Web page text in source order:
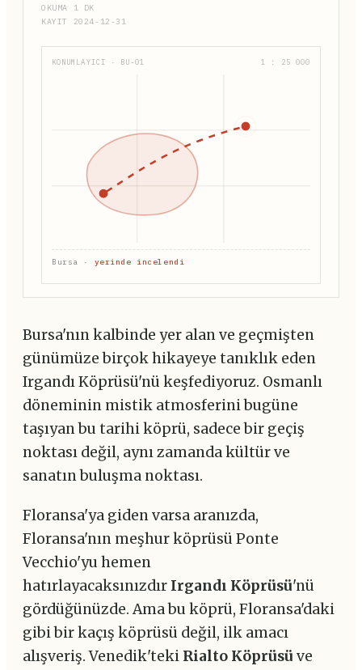
OKUMA 1 DK
KAYIT 2024-12-31
KONUMLAYICI · BU-01 1 : 25 000
Bursa · yerinde incelendi
Bursa'nın kalbinde yer alan ve geçmişten
günümüze birçok hikayeye tanıklık eden
Irgandı Köprüsü'nü keşfediyoruz. Osmanlı
döneminin mistik atmosferini bugüne
taşıyan bu tarihi köprü, sadece bir geçiş
noktası değil, aynı zamanda kültür ve
sanatın buluşma noktası.
Floransa'ya giden varsa aranızda,
Floransa'nın meşhur köprüsü Ponte
Vecchio'yu hemen
hatırlayacaksınızdır Irgandı Köprüsü'nü
gördüğünüzde. Ama bu köprü, Floransa'daki
gibi bir kaçış köprüsü değil, ilk amacı
alışveriş. Venedik'teki Rialto Köprüsü ve